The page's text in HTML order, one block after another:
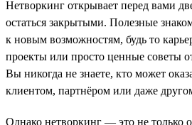
Нетворкинг открывает перед вами
остаться закрытыми. Полезные
к новым возможностям, будь то
проекты или просто ценные советы
Вы никогда не знаете, кто может
клиентом, партнёром или даже
Однако нетворкинг — это не только